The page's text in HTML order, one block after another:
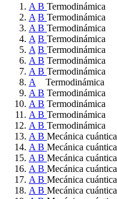
A B Termodinámica
A B Termodinámica
A B Termodinámica
A B Termodinámica
A B Termodinámica
A B Termodinámica
A B Termodinámica
A
Termodinámica
A B Termodinámica
A B Termodinámica
A B Termodinámica
A B Termodinámica
A B Mecánica cuántica
A B Mecánica cuántica
A B Mecánica cuántica
A B Mecánica cuántica
A B Mecánica cuántica
A B Mecánica cuántica